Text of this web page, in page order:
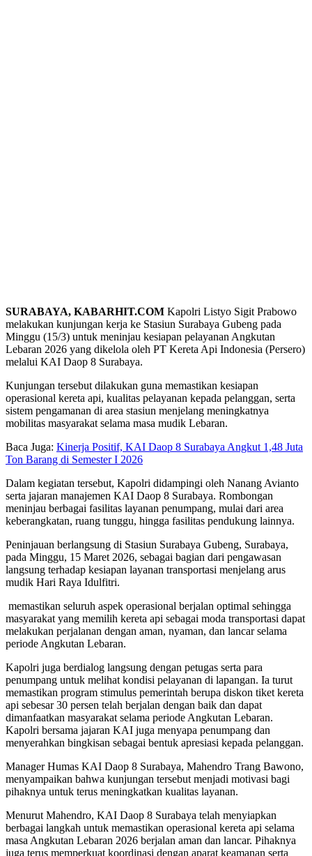
SURABAYA, KABARHIT.COM Kapolri Listyo Sigit Prabowo
melakukan kunjungan kerja ke Stasiun Surabaya Gubeng pada
Minggu (15/3) untuk meninjau kesiapan pelayanan Angkutan
Lebaran 2026 yang dikelola oleh PT Kereta Api Indonesia (Persero)
melalui KAI Daop 8 Surabaya.
Kunjungan tersebut dilakukan guna memastikan kesiapan
operasional kereta api, kualitas pelayanan kepada pelanggan, serta
sistem pengamanan di area stasiun menjelang meningkatnya
mobilitas masyarakat selama masa mudik Lebaran.
Baca Juga: Kinerja Positif, KAI Daop 8 Surabaya Angkut 1,48 Juta
Ton Barang di Semester I 2026
Dalam kegiatan tersebut, Kapolri didampingi oleh Nanang Avianto
serta jajaran manajemen KAI Daop 8 Surabaya. Rombongan
meninjau berbagai fasilitas layanan penumpang, mulai dari area
keberangkatan, ruang tunggu, hingga fasilitas pendukung lainnya.
Peninjauan berlangsung di Stasiun Surabaya Gubeng, Surabaya,
pada Minggu, 15 Maret 2026, sebagai bagian dari pengawasan
langsung terhadap kesiapan layanan transportasi menjelang arus
mudik Hari Raya Idulfitri.
memastikan seluruh aspek operasional berjalan optimal sehingga
masyarakat yang memilih kereta api sebagai moda transportasi dapat
melakukan perjalanan dengan aman, nyaman, dan lancar selama
periode Angkutan Lebaran.
Kapolri juga berdialog langsung dengan petugas serta para
penumpang untuk melihat kondisi pelayanan di lapangan. Ia turut
memastikan program stimulus pemerintah berupa diskon tiket kereta
api sebesar 30 persen telah berjalan dengan baik dan dapat
dimanfaatkan masyarakat selama periode Angkutan Lebaran.
Kapolri bersama jajaran KAI juga menyapa penumpang dan
menyerahkan bingkisan sebagai bentuk apresiasi kepada pelanggan.
Manager Humas KAI Daop 8 Surabaya, Mahendro Trang Bawono,
menyampaikan bahwa kunjungan tersebut menjadi motivasi bagi
pihaknya untuk terus meningkatkan kualitas layanan.
Menurut Mahendro, KAI Daop 8 Surabaya telah menyiapkan
berbagai langkah untuk memastikan operasional kereta api selama
masa Angkutan Lebaran 2026 berjalan aman dan lancar. Pihaknya
juga terus memperkuat koordinasi dengan aparat keamanan serta